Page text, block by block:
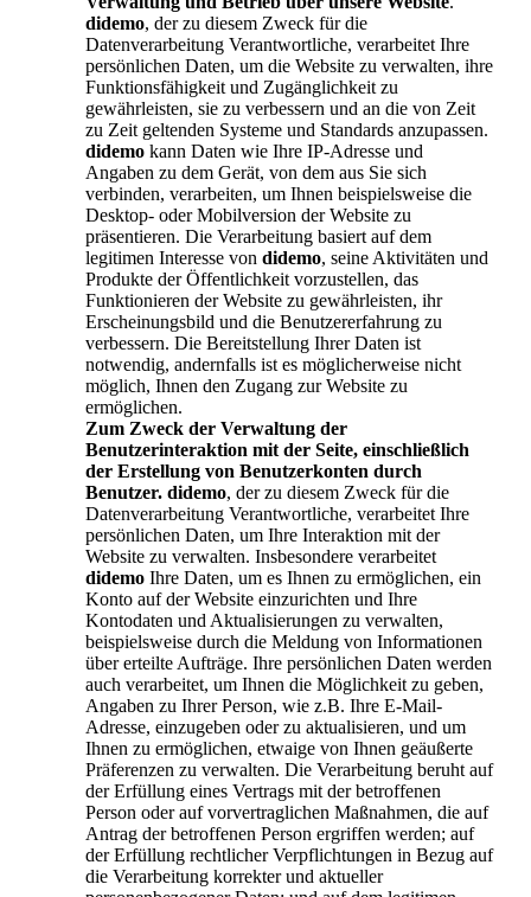
didemo, der zu diesem Zweck für die
Datenverarbeitung Verantwortliche, verarbeitet Ihre
persönlichen Daten, um die Website zu verwalten, ihre
Funktionsfähigkeit und Zugänglichkeit zu
gewährleisten, sie zu verbessern und an die von Zeit
zu Zeit geltenden Systeme und Standards anzupassen.
didemo kann Daten wie Ihre IP-Adresse und
Angaben zu dem Gerät, von dem aus Sie sich
verbinden, verarbeiten, um Ihnen beispielsweise die
Desktop- oder Mobilversion der Website zu
präsentieren. Die Verarbeitung basiert auf dem
legitimen Interesse von didemo, seine Aktivitäten und
Produkte der Öffentlichkeit vorzustellen, das
Funktionieren der Website zu gewährleisten, ihr
Erscheinungsbild und die Benutzererfahrung zu
verbessern. Die Bereitstellung Ihrer Daten ist
notwendig, andernfalls ist es möglicherweise nicht
möglich, Ihnen den Zugang zur Website zu
ermöglichen.
Zum Zweck der Verwaltung der
Benutzerinteraktion mit der Seite, einschließlich
der Erstellung von Benutzerkonten durch
Benutzer. didemo, der zu diesem Zweck für die
Datenverarbeitung Verantwortliche, verarbeitet Ihre
persönlichen Daten, um Ihre Interaktion mit der
Website zu verwalten. Insbesondere verarbeitet
didemo Ihre Daten, um es Ihnen zu ermöglichen, ein
Konto auf der Website einzurichten und Ihre
Kontodaten und Aktualisierungen zu verwalten,
beispielsweise durch die Meldung von Informationen
über erteilte Aufträge. Ihre persönlichen Daten werden
auch verarbeitet, um Ihnen die Möglichkeit zu geben,
Angaben zu Ihrer Person, wie z.B. Ihre E-Mail-
Adresse, einzugeben oder zu aktualisieren, und um
Ihnen zu ermöglichen, etwaige von Ihnen geäußerte
Präferenzen zu verwalten. Die Verarbeitung beruht auf
der Erfüllung eines Vertrags mit der betroffenen
Person oder auf vorvertraglichen Maßnahmen, die auf
Antrag der betroffenen Person ergriffen werden; auf
der Erfüllung rechtlicher Verpflichtungen in Bezug auf
die Verarbeitung korrekter und aktueller